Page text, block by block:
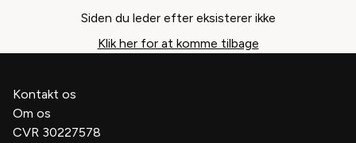
Siden du leder efter eksisterer ikke
Klik her for at komme tilbage
Kontakt os
Om os
CVR 30227578